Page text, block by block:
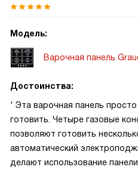
Модель:
Варочная панель
Достоинства:
' Эта варочная панель
готовить. Четыре газовые
позволяют готовить
автоматический
делают использование